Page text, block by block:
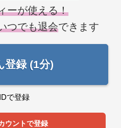
ーが使える！
つでも退会できます
登録 (1分)
で登録
ウントで登録